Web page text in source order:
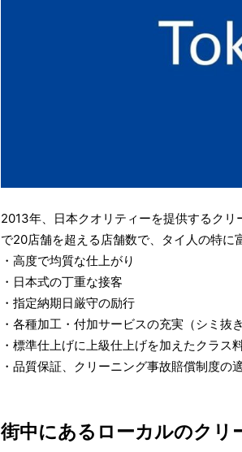
2013年、日本クオリティーを提供するク
で20店舗を超える店舗数で、タイ人の特に
・高度で均質な仕上がり
・日本式の丁重な接客
・指定納期日厳守の励行
・各種加工・付加サービスの充実（シミ抜
・標準仕上げに上級仕上げを加えたクラス
・品質保証、クリーニング事故賠償制度の
街中にあるローカルのクリ